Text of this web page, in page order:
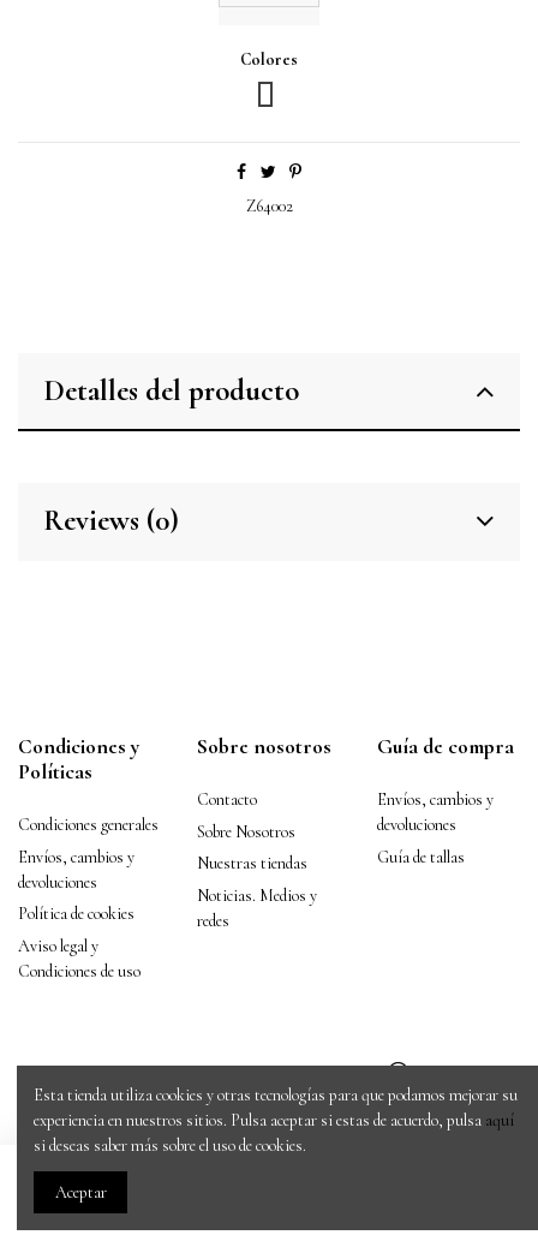
Colores
Z64002
Detalles del producto
Reviews (0)
Condiciones y
Políticas
Condiciones generales
Envíos, cambios y
devoluciones
Política de cookies
Aviso legal y
Condiciones de uso
Sobre nosotros
Contacto
Sobre Nosotros
Nuestras tiendas
Noticias. Medios y
redes
Guía de compra
Envíos, cambios y
devoluciones
Guía de tallas
Esta tienda utiliza cookies y otras tecnologías para que podamos mejorar su
experiencia en nuestros sitios. Pulsa aceptar si estas de acuerdo, pulsa aquí
si deseas saber más sobre el uso de cookies.
Aceptar